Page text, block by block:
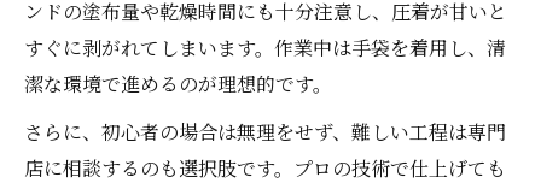
ンドの塗布量や乾燥時間にも十分注意し、圧着が甘いと
すぐに剥がれてしまいます。作業中は手袋を着用し、清
潔な環境で進めるのが理想的です。
さらに、初心者の場合は無理をせず、難しい工程は専門
店に相談するのも選択肢です。プロの技術で仕上げても